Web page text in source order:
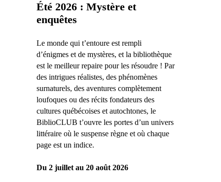
Été 2026 : Mystère et
enquêtes
Le monde qui t’entoure est rempli
d’énigmes et de mystères, et la bibliothèque
est le meilleur repaire pour les résoudre ! Par
des intrigues réalistes, des phénomènes
surnaturels, des aventures complètement
loufoques ou des récits fondateurs des
cultures québécoises et autochtones, le
BiblioCLUB t’ouvre les portes d’un univers
littéraire où le suspense règne et où chaque
page est un indice.
Du 2 juillet au 20 août 2026